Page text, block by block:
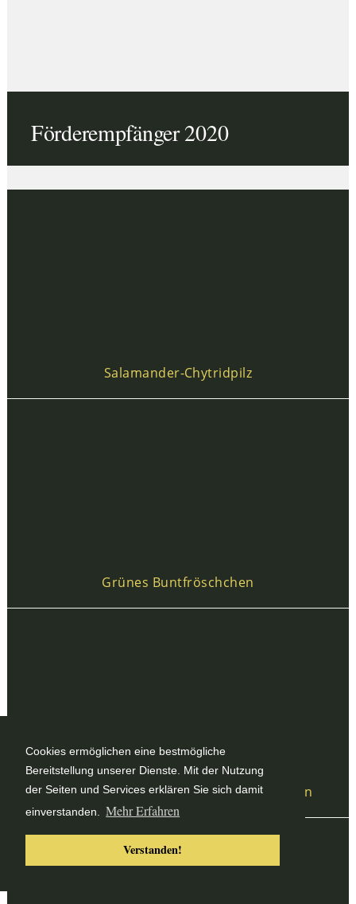
Cookies ermöglichen eine bestmögliche
Bereitstellung unserer Dienste. Mit der Nutzung
der Seiten und Services erklären Sie sich damit
einverstanden. Mehr Erfahren
Verstanden!
Förderempfänger 2020
Salamander-Chytridpilz
Grünes Buntfröschchen
Amphibienzuchstation auf den Philippinen